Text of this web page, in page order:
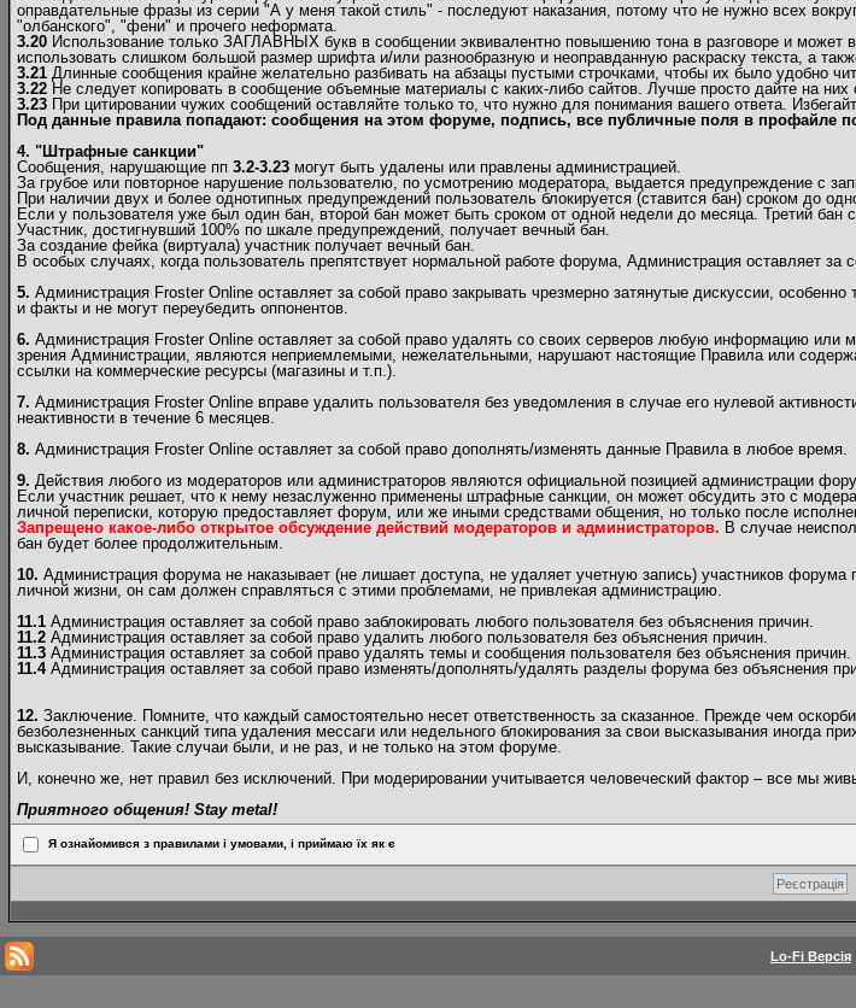
оправдательные фразы из серии "А у меня такой стиль" - последуют наказания, потому что не нужно всех
"олбанского", "фени" и прочего неформата.
3.20 Использование только ЗАГЛАВНЫХ букв в сообщении эквивалентно повышению тона в разговоре и может
использовать слишком большой размер шрифта и/или разнообразную и неоправданную раскраску текста, а
3.21 Длинные сообщения крайне желательно разбивать на абзацы пустыми строчками, чтобы их было удобно
3.22 Не следует копировать в сообщение объемные материалы c каких-либо сайтов. Лучше просто дайте на них
3.23 При цитировании чужих сообщений оставляйте только то, что нужно для понимания вашего ответа.
Под данные правила попадают: сообщения на этом форуме, подпись, все публичные поля в профайле
4. "Штрафные санкции"
Сообщения, нарушающие пп 3.2-3.23 могут быть удалены или правлены администрацией.
За грубое или повторное нарушение пользователю, по усмотрению модератора, выдается предупреждение с
При наличии двух и более однотипных предупреждений пользователь блокируется (ставится бан) сроком до
Если у пользователя уже был один бан, второй бан может быть сроком от одной недели до месяца. Третий бан
Участник, достигнувший 100% по шкале предупреждений, получает вечный бан.
За создание фейка (виртуала) участник получает вечный бан.
В особых случаях, когда пользователь препятствует нормальной работе форума, Администрация оставляет за
5. Администрация Froster Online оставляет за собой право закрывать чрезмерно затянутые дискуссии,
и факты и не могут переубедить оппонентов.
6. Администрация Froster Online оставляет за собой право удалять со своих серверов любую информацию или
зрения Администрации, являются неприемлемыми, нежелательными, нарушают настоящие Правила или
ссылки на коммерческие ресурсы (магазины и т.п.).
7. Администрация Froster Online вправе удалить пользователя без уведомления в случае его нулевой
неактивности в течение 6 месяцев.
8. Администрация Froster Online оставляет за собой право дополнять/изменять данные Правила в любое время.
9. Действия любого из модераторов или администраторов являются официальной позицией администрации
Если участник решает, что к нему незаслуженно применены штрафные санкции, он может обсудить это с
личной переписки, которую предоставляет форум, или же иными средствами общения, но только после
Запрещено какое-либо открытое обсуждение действий модераторов и администраторов. В случае
бан будет более продолжительным.
10. Администрация форума не наказывает (не лишает доступа, не удаляет учетную запись) участников
личной жизни, он сам должен справляться с этими проблемами, не привлекая администрацию.
11.1 Администрация оставляет за собой право заблокировать любого пользователя без объяснения причин.
11.2 Администрация оставляет за собой право удалить любого пользователя без объяснения причин.
11.3 Администрация оставляет за собой право удалять темы и сообщения пользователя без объяснения причин.
11.4Администрация оставляет за собой право изменять/дополнять/удалять разделы форума без объяснения
12. Заключение. Помните, что каждый самостоятельно несет ответственность за сказанное. Прежде чем
безболезненных санкций типа удаления мессаги или недельного блокирования за свои высказывания иногда
высказывание. Такие случаи были, и не раз, и не только на этом форуме.
И, конечно же, нет правил без исключений. При модерировании учитывается человеческий фактор – все мы
Приятного общения! Stay metal!
Я ознайомився з правилами і умовами, і приймаю їх як є
Lo-Fi Версія